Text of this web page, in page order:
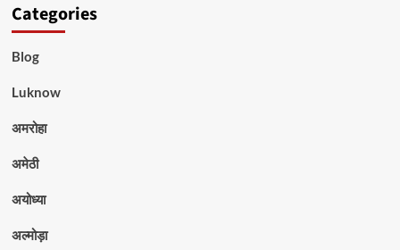
Categories
Blog
Luknow
अमरोहा
अमेठी
अयोध्या
अल्मोड़ा